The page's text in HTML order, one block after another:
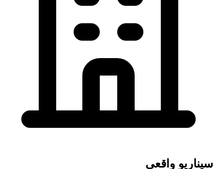
سيناريو واقعي